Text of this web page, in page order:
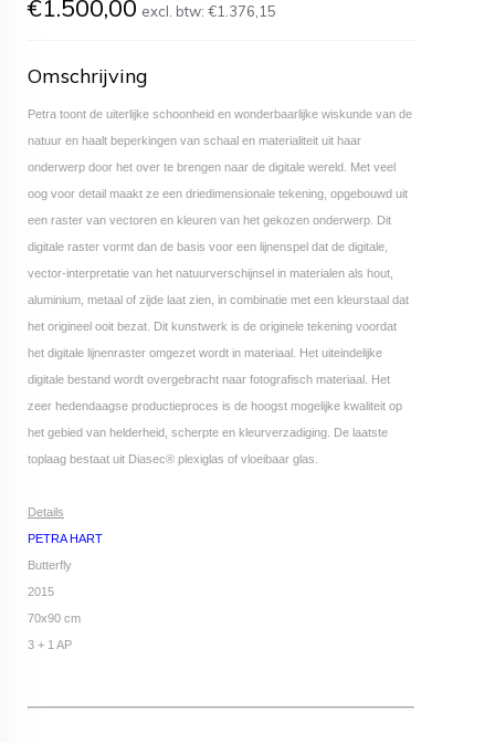
€1.500,00 excl. btw: €1.376,15
Omschrijving
Petra toont de uiterlijke schoonheid en wonderbaarlijke wiskunde van de
natuur en haalt beperkingen van schaal en materialiteit uit haar
onderwerp door het over te brengen naar de digitale wereld. Met veel
oog voor detail maakt ze een driedimensionale tekening, opgebouwd uit
een raster van vectoren en kleuren van het gekozen onderwerp. Dit
digitale raster vormt dan de basis voor een lijnenspel dat de digitale,
vector-interpretatie van het natuurverschijnsel in materialen als hout,
aluminium, metaal of zijde laat zien, in combinatie met een kleurstaal dat
het origineel ooit bezat. Dit kunstwerk is de originele tekening voordat
het digitale lijnenraster omgezet wordt in materiaal. Het uiteindelijke
digitale bestand wordt overgebracht naar fotografisch materiaal. Het
zeer hedendaagse productieproces is de hoogst mogelijke kwaliteit op
het gebied van helderheid, scherpte en kleurverzadiging. De laatste
toplaag bestaat uit Diasec® plexiglas of vloeibaar glas.
Details
PETRA HART
Butterfly
2015
70x90 cm
3 + 1 AP